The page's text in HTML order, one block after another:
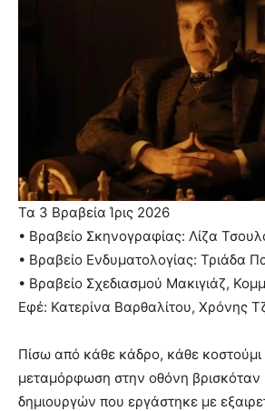
Τα 3 Βραβεία Ίρις 2026
• Βραβείο Σκηνογραφίας: Λίζα
• Βραβείο Ενδυματολογίας: Τριάδα
• Βραβείο Σχεδιασμού Μακιγιάζ,
Εφέ: Κατερίνα Βαρθαλίτου, Χρόνης
Πίσω από κάθε κάδρο, κάθε κοστούμι
μεταμόρφωση στην οθόνη βρισκόταν
δημιουργών που εργάστηκε με